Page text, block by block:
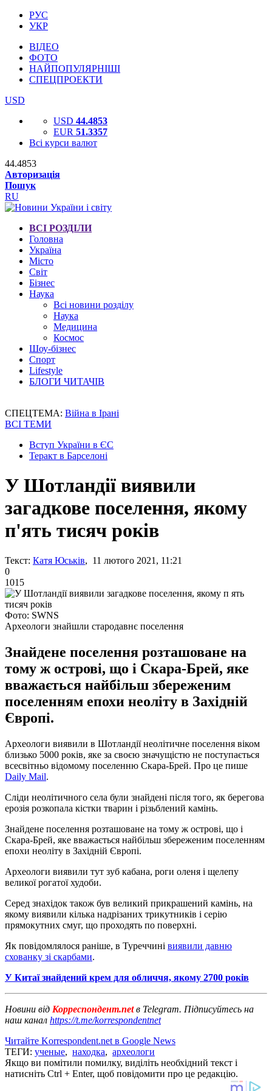
РУС
УКР
ВІДЕО
ФОТО
НАЙПОПУЛЯРНІШІ
СПЕЦПРОЕКТИ
USD
USD 44.4853
EUR 51.3357
Всі курси валют
44.4853
Авторизація
Пошук
RU
ВСІ РОЗДІЛИ
Головна
Україна
Місто
Світ
Бізнес
Наука
Всі новини розділу
Наука
Медицина
Космос
Шоу-бізнес
Спорт
Lifestyle
БЛОГИ ЧИТАЧІВ
СПЕЦТЕМА: Війна в Ірані
ВСІ ТЕМИ
Вступ України в ЄС
Теракт в Барселоні
У Шотландії виявили
загадкове поселення, якому
п'ять тисяч років
Текст: Катя Юськів, 11 лютого 2021, 11:21
0
1015
Фото: SWNS
Археологи знайшли стародавнє поселення
Знайдене поселення розташоване на
тому ж острові, що і Скара-Брей, яке
вважається найбільш збереженим
поселенням епохи неоліту в Західній
Європі.
Археологи виявили в Шотландії неолітичне поселення віком
близько 5000 років, яке за своєю значущістю не поступається
всесвітньо відомому поселенню Скара-Брей. Про це пише
Daily Mail.
Сліди неолітичного села були знайдені після того, як берегова
ерозія розкопала кістки тварин і різьблений камінь.
Знайдене поселення розташоване на тому ж острові, що і
Скара-Брей, яке вважається найбільш збереженим поселенням
епохи неоліту в Західній Європі.
Археологи виявили тут зуб кабана, роги оленя і щелепу
великої рогатої худоби.
Серед знахідок також був великий прикрашений камінь, на
якому виявили кілька надрізаних трикутників і серію
прямокутних смуг, що проходять по поверхні.
Як повідомлялося раніше, в Туреччині виявили давню
схованку зі скарбами.
У Китаї знайдений крем для обличчя, якому 2700 років
Новини від Корреспондент.netв Telegram. Підписуйтесь на
наш канал https://t.me/korrespondentnet
Читайте Korrespondent.net в Google News
ТЕГИ: ученые, находка, археологи
Якщо ви помітили помилку, виділіть необхідний текст і
натисніть Ctrl + Enter, щоб повідомити про це редакцію.